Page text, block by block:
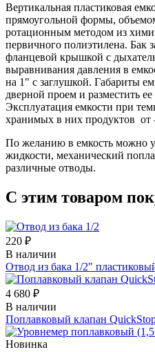
Вертикальная пластиковая
прямоугольной формы,
ротационным методом из
первичного полиэтилена. Бак
фланцевой крышкой с
выравнивания давления в
на 1" с заглушкой. Габариты
дверной проем и разместить
Эксплуатация емкости при
хранимых в них продуктов от
По желанию в емкость можно
жидкости, механический
различные отводы.
С этим товаром
220 ₽
В наличии
Отвод из бака 1/2"
4 680 ₽
В наличии
Поплавковый клапан
Новинка